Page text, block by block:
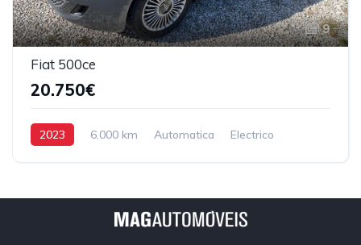
9
Fiat 500ce
20.750€
2023 6.000 km Automatica
Electrico